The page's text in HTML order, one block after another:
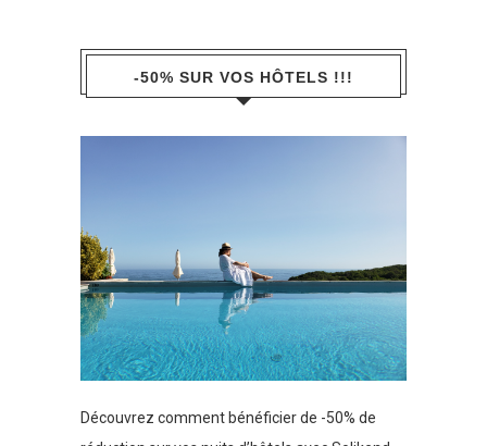
-50% SUR VOS HÔTELS !!!
Découvrez comment bénéficier de -50% de